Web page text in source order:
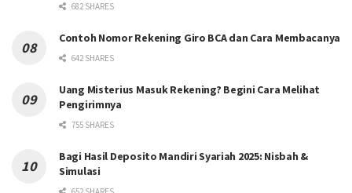
682 SHARES
Contoh Nomor Rekening Giro BCA dan Cara Membacanya
642 SHARES
Uang Misterius Masuk Rekening? Begini Cara Melihat
Pengirimnya
755 SHARES
Bagi Hasil Deposito Mandiri Syariah 2025: Nisbah &
Simulasi